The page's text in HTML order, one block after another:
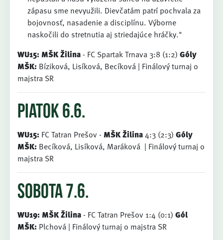
zápasu sme nevyužili. Dievčatám patrí pochvala za
bojovnosť, nasadenie a disciplínu. Výborne
naskočili do stretnutia aj striedajúce hráčky."
WU15: MŠK Žilina- FC Spartak Trnava 3:8 (1:2) Góly
MŠK: Bíziková, Lisíková, Becíková | Finálový turnaj o
majstra SR
piatok 6.6.
WU15: FC Tatran Prešov - MŠK Žilina4:3 (2:3) Góly
MŠK: Becíková, Lisíková, Maráková | Finálový turnaj o
majstra SR
sobota 7.6.
WU19: MŠK Žilina- FC Tatran Prešov 1:4 (0:1) Gól
MŠK: Plchová | Finálový turnaj o majstra SR